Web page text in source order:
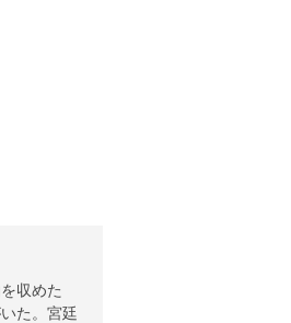
収めた
た。宮廷